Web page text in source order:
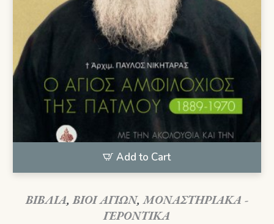
Add to Cart
ΒΙΒΛΙΑ,ΒΙΟΙ ΑΓΙΩΝ,ΜΟΝΑΣΤΗΡΙΑΚΑ -
ΓΕΡΟΝΤΙΚΑ